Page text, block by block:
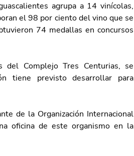
agrupa a 14 vinícolas,
el 98 por ciento del vino que se
74 medallas en concursos
Complejo Tres Centurias, se
tiene previsto desarrollar para
de la Organización Internacional
oficina de este organismo en la